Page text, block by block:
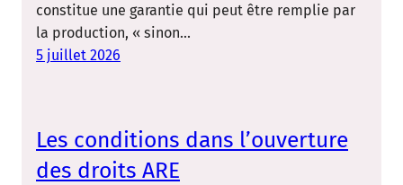
constitue une garantie qui peut être remplie par
la production, « sinon…
5 juillet 2026
Les conditions dans l’ouverture
des droits ARE